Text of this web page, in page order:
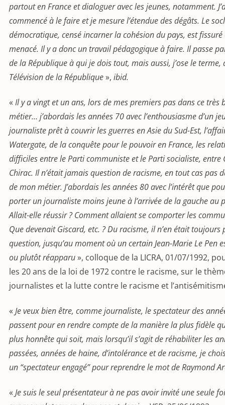
partout en France et dialoguer avec les jeunes, notamment.
commencé à le faire et je mesure l’étendue des dégâts. Le
démocratique, censé incarner la cohésion du pays, est fissuré
menacé. Il y a donc un travail pédagogique à faire. Il passe
de la République à qui je dois tout, mais aussi, j’ose le terme,
Télévision de la République», ibid.
« Il y a vingt et un ans, lors de mes premiers pas dans ce très
métier… j’abordais les années 70 avec l’enthousiasme d’un
journaliste prêt à couvrir les guerres en Asie du Sud-Est,
Watergate, de la conquête pour le pouvoir en France, les
difficiles entre le Parti communiste et le Parti socialiste, entre
Chirac. Il n’était jamais question de racisme, en tout cas pas
de mon métier. J’abordais les années 80 avec l’intérêt que
porter un journaliste moins jeune à l’arrivée de la gauche au
Allait-elle réussir ? Comment allaient se comporter les
Que devenait Giscard, etc. ? Du racisme, il n’en était toujours
question, jusqu’au moment où un certain Jean-Marie Le Pen
ou plutôt réapparu», colloque de la LICRA, 01/07/1992,
les 20 ans de la loi de 1972 contre le racisme, sur le
journalistes et la lutte contre le racisme et
« Je veux bien être, comme journaliste, le spectateur des
passent pour en rendre compte de la manière la plus fidèle
plus honnête qui soit, mais lorsqu’il s’agit de réhabiliter les
passées, années de haine, d’intolérance et de racisme, je
un “spectateur engagé” pour reprendre le mot de Raymond
« Je suis le seul présentateur à ne pas avoir invité une seule